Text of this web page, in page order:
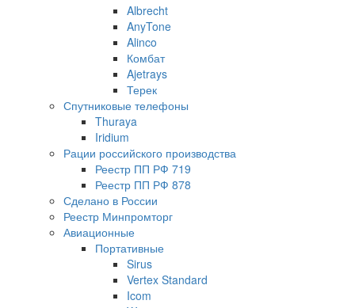
Albrecht
AnyTone
Alinco
Комбат
Ajetrays
Терек
Спутниковые телефоны
Thuraya
Iridium
Рации российского производства
Реестр ПП РФ 719
Реестр ПП РФ 878
Сделано в России
Реестр Минпромторг
Авиационные
Портативные
Sirus
Vertex Standard
Icom